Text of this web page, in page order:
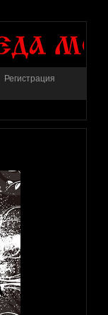
Регистрация